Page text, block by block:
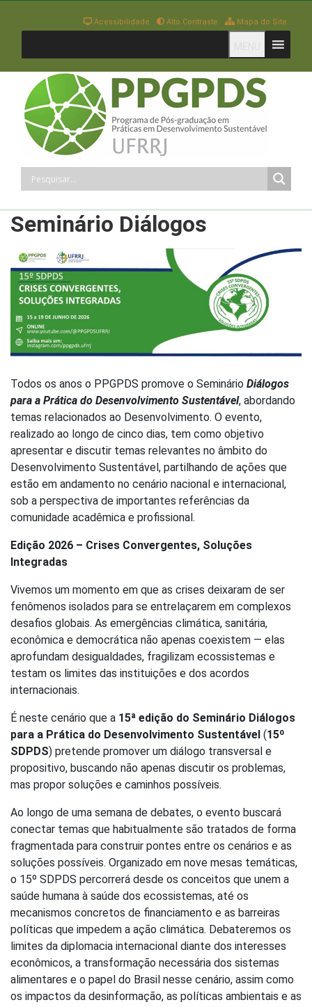
Mapa do Site
Alto Contraste
Acessibilidade
Seminário Diálogos
Todos os anos o PPGPDS promove o Seminário Diálogos
para a Prática do Desenvolvimento Sustentável, abordando
temas relacionados ao Desenvolvimento. O evento,
realizado ao longo de cinco dias, tem como objetivo
apresentar e discutir temas relevantes no âmbito do
Desenvolvimento Sustentável, partilhando de ações que
estão em andamento no cenário nacional e internacional,
sob a perspectiva de importantes referências da
comunidade acadêmica e profissional.
Edição 2026 – Crises Convergentes, Soluções
Integradas
Vivemos um momento em que as crises deixaram de ser
fenômenos isolados para se entrelaçarem em complexos
desafios globais. As emergências climática, sanitária,
econômica e democrática não apenas coexistem — elas
aprofundam desigualdades, fragilizam ecossistemas e
testam os limites das instituições e dos acordos
internacionais.
É neste cenário que a 15ª edição do Seminário Diálogos
para a Prática do Desenvolvimento Sustentável (15º
SDPDS) pretende promover um diálogo transversal e
propositivo, buscando não apenas discutir os problemas,
mas propor soluções e caminhos possíveis.
Ao longo de uma semana de debates, o evento buscará
conectar temas que habitualmente são tratados de forma
fragmentada para construir pontes entre os cenários e as
soluções possíveis. Organizado em nove mesas temáticas,
o 15º SDPDS percorrerá desde os conceitos que unem a
saúde humana à saúde dos ecossistemas, até os
mecanismos concretos de financiamento e as barreiras
políticas que impedem a ação climática. Debateremos os
limites da diplomacia internacional diante dos interesses
econômicos, a transformação necessária dos sistemas
alimentares e o papel do Brasil nesse cenário, assim como
os impactos da desinformação, as políticas ambientais e as